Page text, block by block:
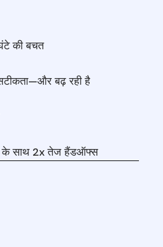
की बचत
बढ़ रही है
के साथ 2x तेज हैंडऑफ्स